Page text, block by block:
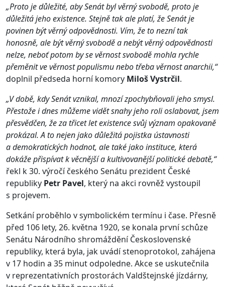
„Proto je důležité, aby Senát byl věrný svobodě, proto je
důležitá jeho existence. Stejně tak ale platí, že Senát je
povinen být věrný odpovědnosti. Vím, že to nezní tak
honosně, ale být věrný svobodě a nebýt věrný odpovědnosti
nelze, neboť potom by se věrnost svobodě mohla rychle
přeměnit ve věrnost populismu nebo třeba věrnost anarchii,“
doplnil předseda horní komory Miloš Vystrčil.
„V době, kdy Senát vznikal, mnozí zpochybňovali jeho smysl.
Přestože i dnes můžeme vidět snahy jeho roli oslabovat, jsem
přesvědčen, že za třicet let existence svůj význam opakovaně
prokázal. A to nejen jako důležitá pojistka ústavnosti
a demokratických hodnot, ale také jako instituce, která
dokáže přispívat k věcnější a kultivovanější politické debatě,“
řekl k 30. výročí českého Senátu prezident České
republiky Petr Pavel, který na akci rovněž vystoupil
s projevem.
Setkání proběhlo v symbolickém termínu i čase. Přesně
před 106 lety, 26. května 1920, se konala první schůze
Senátu Národního shromáždění Československé
republiky, která byla, jak uvádí stenoprotokol, zahájena
v 17 hodin a 35 minut odpoledne. Akce se uskutečnila
v reprezentativních prostorách Valdštejnské jízdárny,